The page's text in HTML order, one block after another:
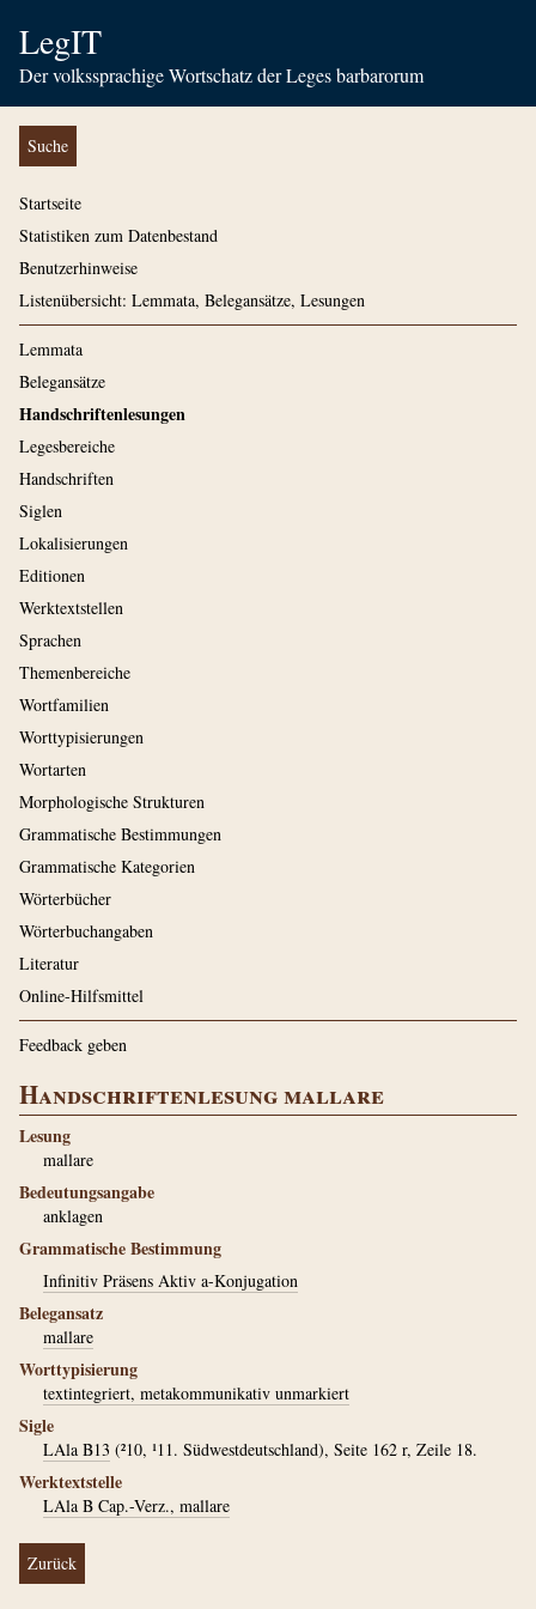
LegIT
Der volkssprachige Wortschatz der Leges barbarorum
Suche
Startseite
Statistiken zum Datenbestand
Benutzerhinweise
Listenübersicht: Lemmata, Belegansätze, Lesungen
Lemmata
Belegansätze
Handschriftenlesungen
Legesbereiche
Handschriften
Siglen
Lokalisierungen
Editionen
Werktextstellen
Sprachen
Themenbereiche
Wortfamilien
Worttypisierungen
Wortarten
Morphologische Strukturen
Grammatische Bestimmungen
Grammatische Kategorien
Wörterbücher
Wörterbuchangaben
Literatur
Online-Hilfsmittel
Feedback geben
Handschriftenlesung mallare
Lesung
mallare
Bedeutungsangabe
anklagen
Grammatische Bestimmung
Infinitiv Präsens Aktiv a-Konjugation
Belegansatz
mallare
Worttypisierung
textintegriert, metakommunikativ unmarkiert
Sigle
LAla B13 (²10, ¹11. Südwestdeutschland), Seite 162 r, Zeile 18.
Werktextstelle
LAla B Cap.-Verz., mallare
Zurück